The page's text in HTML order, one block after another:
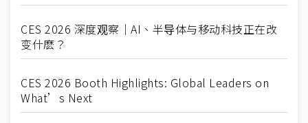
CES 2026 深度观察｜AI、半导体与移动科技正在改
变什麽？
CES 2026 Booth Highlights: Global Leaders on
What’s Next